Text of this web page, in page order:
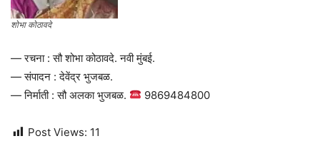
शोभा कोठावदे
— रचना : सौ शोभा कोठावदे. नवी मुंबई.
— संपादन : देवेंद्र भुजबळ.
— निर्माती : सौ अलका भुजबळ.
9869484800
Post Views: 11